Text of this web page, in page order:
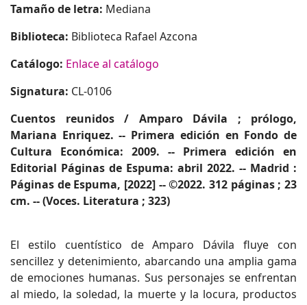
Tamaño de letra: Mediana
Biblioteca: Biblioteca Rafael Azcona
Catálogo: Enlace al catálogo
Signatura: CL-0106
Cuentos reunidos / Amparo Dávila ; prólogo,
Mariana Enriquez. -- Primera edición en Fondo de
Cultura Económica: 2009. -- Primera edición en
Editorial Páginas de Espuma: abril 2022. -- Madrid :
Páginas de Espuma, [2022] -- ©2022. 312 páginas ; 23
cm. -- (Voces. Literatura ; 323)
El estilo cuentístico de Amparo Dávila fluye con
sencillez y detenimiento, abarcando una amplia gama
de emociones humanas. Sus personajes se enfrentan
al miedo, la soledad, la muerte y la locura, productos